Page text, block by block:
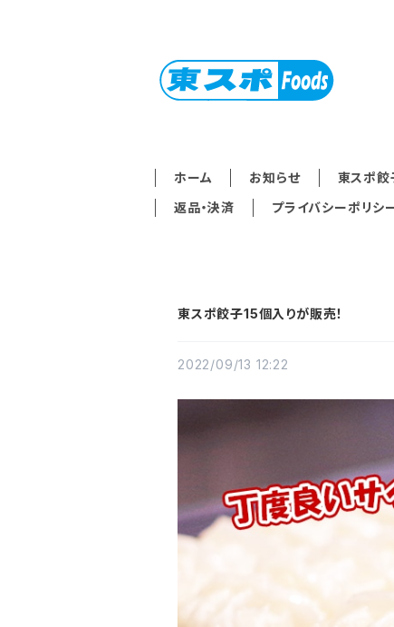
ホーム お知らせ 東スポ
返品・決済
プライバシーポリシ
東スポ餃子15個入りが販売！
2022/09/13 12:22